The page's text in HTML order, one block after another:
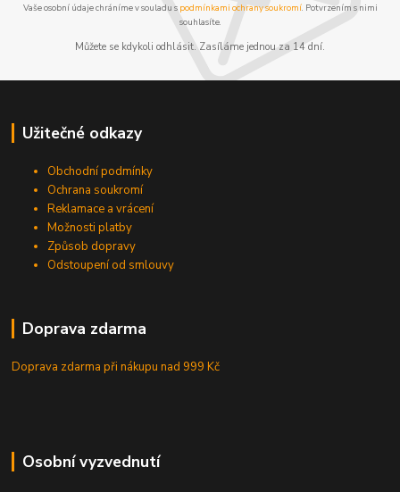
Vaše osobní údaje chráníme v souladu s podmínkami ochrany soukromí. Potvrzením s nimi
souhlasíte.
Můžete se kdykoli odhlásit. Zasíláme jednou za 14 dní.
Užitečné odkazy
Obchodní podmínky
Ochrana soukromí
Reklamace a vrácení
Možnosti platby
Způsob dopravy
Odstoupení od smlouvy
Doprava zdarma
Doprava zdarma při nákupunad 999 Kč
Osobní vyzvednutí